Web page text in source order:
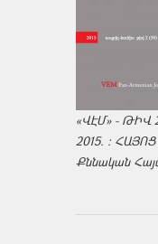
«ՎԷՄ» - ԹԻՎ 2
2015. :
Քննական